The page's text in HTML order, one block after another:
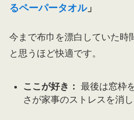
るペーパータオル」
今まで布巾を漂白していた
と思うほど快適です。
ここが好き： 最後は窓枠
さが家事のストレスを消し